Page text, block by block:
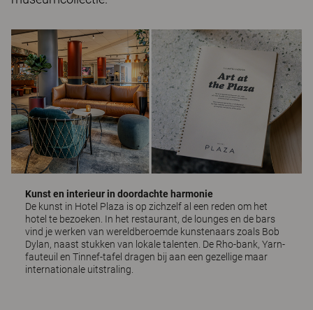
Kunst en interieur in doordachte harmonie
De kunst in Hotel Plaza is op zichzelf al een reden om het
hotel te bezoeken. In het restaurant, de lounges en de bars
vind je werken van wereldberoemde kunstenaars zoals Bob
Dylan, naast stukken van lokale talenten. De Rho-bank, Yarn-
fauteuil en Tinnef-tafel dragen bij aan een gezellige maar
internationale uitstraling.